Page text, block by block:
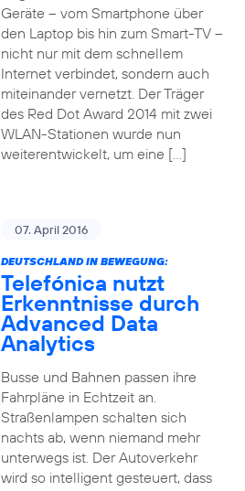
Geräte – vom Smartphone über
den Laptop bis hin zum Smart-TV –
nicht nur mit dem schnellem
Internet verbindet, sondern auch
miteinander vernetzt. Der Träger
des Red Dot Award 2014 mit zwei
WLAN-Stationen wurde nun
weiterentwickelt, um eine […]
07. April 2016
DEUTSCHLAND IN BEWEGUNG:
Telefónica nutzt
Erkenntnisse durch
Advanced Data
Analytics
Busse und Bahnen passen ihre
Fahrpläne in Echtzeit an.
Straßenlampen schalten sich
nachts ab, wenn niemand mehr
unterwegs ist. Der Autoverkehr
wird so intelligent gesteuert, dass